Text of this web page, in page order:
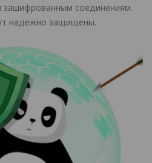
зашифрованным соединениям.
надежно защищены.